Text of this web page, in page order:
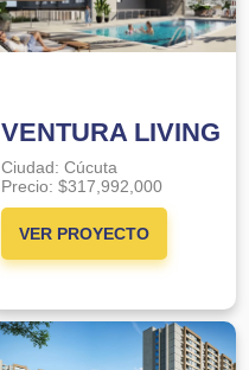
VENTURA LIVING
Ciudad: Cúcuta
Precio: $317,992,000
VER PROYECTO